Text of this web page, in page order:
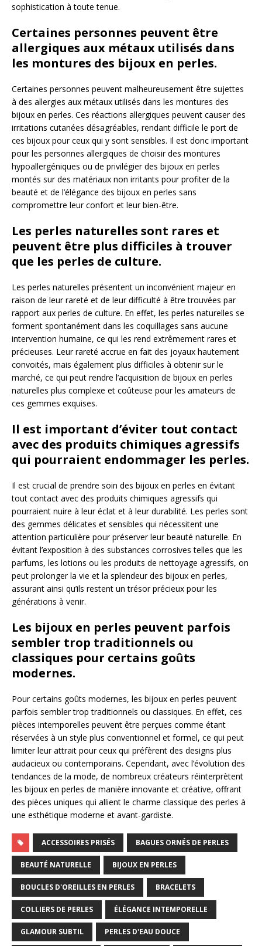
sophistication à toute tenue.
Certaines personnes peuvent être
allergiques aux métaux utilisés dans
les montures des bijoux en perles.
Certaines personnes peuvent malheureusement être sujettes
à des allergies aux métaux utilisés dans les montures des
bijoux en perles. Ces réactions allergiques peuvent causer des
irritations cutanées désagréables, rendant difficile le port de
ces bijoux pour ceux qui y sont sensibles. Il est donc important
pour les personnes allergiques de choisir des montures
hypoallergéniques ou de privilégier des bijoux en perles
montés sur des matériaux non irritants pour profiter de la
beauté et de l’élégance des bijoux en perles sans
compromettre leur confort et leur bien-être.
Les perles naturelles sont rares et
peuvent être plus difficiles à trouver
que les perles de culture.
Les perles naturelles présentent un inconvénient majeur en
raison de leur rareté et de leur difficulté à être trouvées par
rapport aux perles de culture. En effet, les perles naturelles se
forment spontanément dans les coquillages sans aucune
intervention humaine, ce qui les rend extrêmement rares et
précieuses. Leur rareté accrue en fait des joyaux hautement
convoités, mais également plus difficiles à obtenir sur le
marché, ce qui peut rendre l’acquisition de bijoux en perles
naturelles plus complexe et coûteuse pour les amateurs de
ces gemmes exquises.
Il est important d’éviter tout contact
avec des produits chimiques agressifs
qui pourraient endommager les perles.
Il est crucial de prendre soin des bijoux en perles en évitant
tout contact avec des produits chimiques agressifs qui
pourraient nuire à leur éclat et à leur durabilité. Les perles sont
des gemmes délicates et sensibles qui nécessitent une
attention particulière pour préserver leur beauté naturelle. En
évitant l’exposition à des substances corrosives telles que les
parfums, les lotions ou les produits de nettoyage agressifs, on
peut prolonger la vie et la splendeur des bijoux en perles,
assurant ainsi qu’ils restent un trésor précieux pour les
générations à venir.
Les bijoux en perles peuvent parfois
sembler trop traditionnels ou
classiques pour certains goûts
modernes.
Pour certains goûts modernes, les bijoux en perles peuvent
parfois sembler trop traditionnels ou classiques. En effet, ces
pièces intemporelles peuvent être perçues comme étant
réservées à un style plus conventionnel et formel, ce qui peut
limiter leur attrait pour ceux qui préfèrent des designs plus
audacieux ou contemporains. Cependant, avec l’évolution des
tendances de la mode, de nombreux créateurs réinterprètent
les bijoux en perles de manière innovante et créative, offrant
des pièces uniques qui allient le charme classique des perles à
une esthétique moderne et avant-gardiste.
ACCESSOIRES PRISÉS BAGUES ORNÉS DE PERLES
BEAUTÉ NATURELLE BIJOUX EN PERLES
BOUCLES D'OREILLES EN PERLES BRACELETS
COLLIERS DE PERLES ÉLÉGANCE INTEMPORELLE
GLAMOUR SUBTIL PERLES D'EAU DOUCE